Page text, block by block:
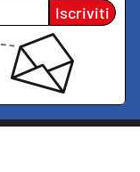
Iscriviti